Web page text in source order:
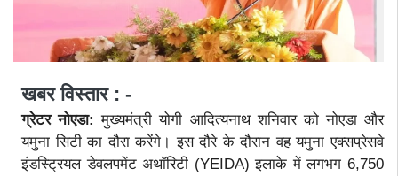
खबर विस्तार : -
ग्रेटर नोएडा:मुख्यमंत्री योगी आदित्यनाथ शनिवार को नोएडा और
यमुना सिटी का दौरा करेंगे। इस दौरे के दौरान वह यमुना एक्सप्रेसवे
इंडस्ट्रियल डेवलपमेंट अथॉरिटी (YEIDA) इलाके में लगभग 6,750